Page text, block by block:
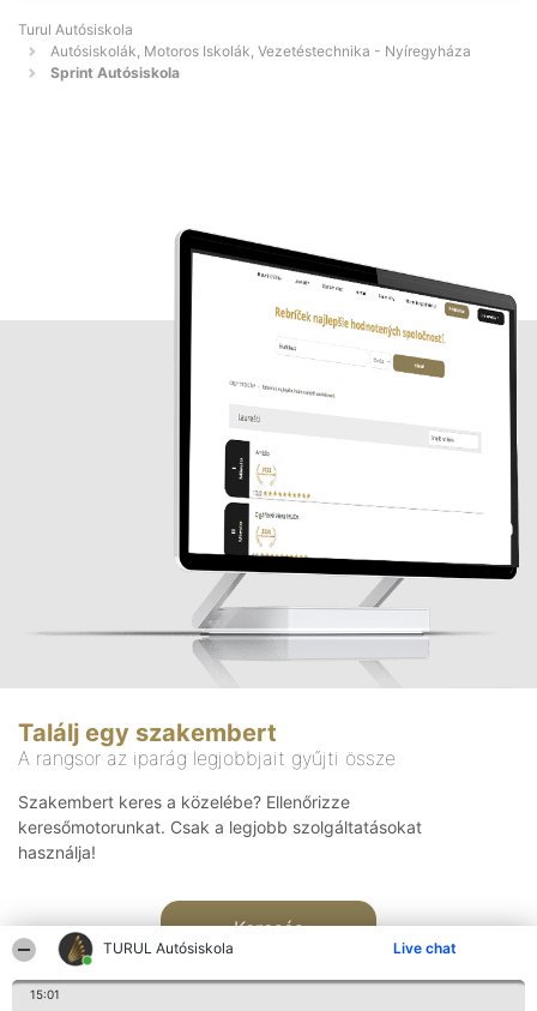
TURUL Autósiskola Live chat
15:01
Turul Autósiskola
Autósiskolák, Motoros Iskolák, Vezetéstechnika - Nyíregyháza
Sprint Autósiskola
Találj egy szakembert
A rangsor az iparág legjobbjait gyűjti össze
Szakembert keres a közelébe? Ellenőrizze
keresőmotorunkat. Csak a legjobb szolgáltatásokat
használja!
Keresés